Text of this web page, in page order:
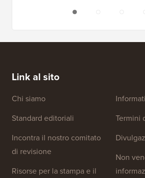
Link al sito
Chi siamo
Standard editoriali
Incontra il nostro comitato
di revisione
Risorse per la stampa e il
Termini
Non